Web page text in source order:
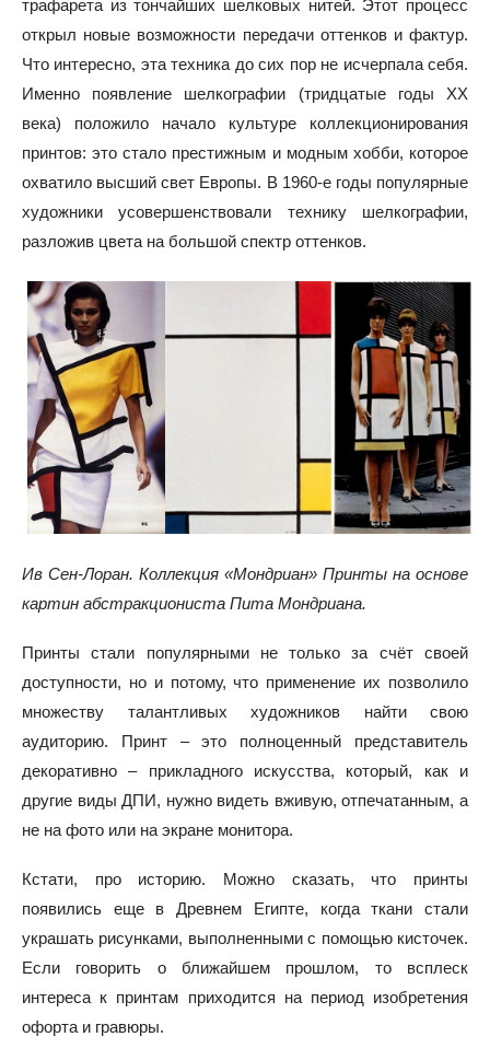
трафарета из тончайших шелковых нитей. Этот процесс
открыл новые возможности передачи оттенков и фактур.
Что интересно, эта техника до сих пор не исчерпала себя.
Именно появление шелкографии (тридцатые годы XX
века) положило начало культуре коллекционирования
принтов: это стало престижным и модным хобби, которое
охватило высший свет Европы. В 1960-е годы популярные
художники усовершенствовали технику шелкографии,
разложив цвета на большой спектр оттенков.
Ив Сен-Лоран. Коллекция «Мондриан» Принты на основе
картин абстракциониста Пита Мондриана.
Принты стали популярными не только за счёт своей
доступности, но и потому, что применение их позволило
множеству талантливых художников найти свою
аудиторию. Принт – это полноценный представитель
декоративно – прикладного искусства, который, как и
другие виды ДПИ, нужно видеть вживую, отпечатанным, а
не на фото или на экране монитора.
Кстати, про историю. Можно сказать, что принты
появились еще в Древнем Египте, когда ткани стали
украшать рисунками, выполненными с помощью кисточек.
Если говорить о ближайшем прошлом, то всплеск
интереса к принтам приходится на период изобретения
офорта и гравюры.